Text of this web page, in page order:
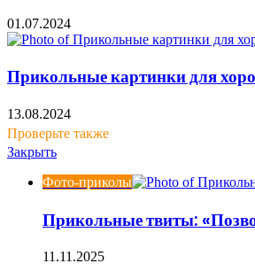
01.07.2024
Прикольные картинки для
13.08.2024
Проверьте также
Закрыть
Фото-приколы
Прикольные твиты:
11.11.2025